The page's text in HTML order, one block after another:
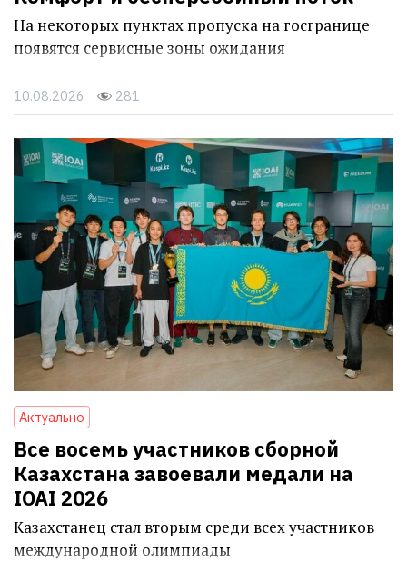
На некоторых пунктах пропуска на госгранице
появятся сервисные зоны ожидания
10.08.2026 281
Актуально
Все восемь участников сборной
Казахстана завоевали медали на
IOAI 2026
Казахстанец стал вторым среди всех участников
международной олимпиады